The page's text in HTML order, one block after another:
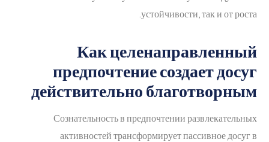
устойчивости, так и от роста.
Как целенаправленный
предпочтение создает досуг
действительно благотворным
Сознательность в предпочтении развлекательных
активностей трансформирует пассивное досуг в